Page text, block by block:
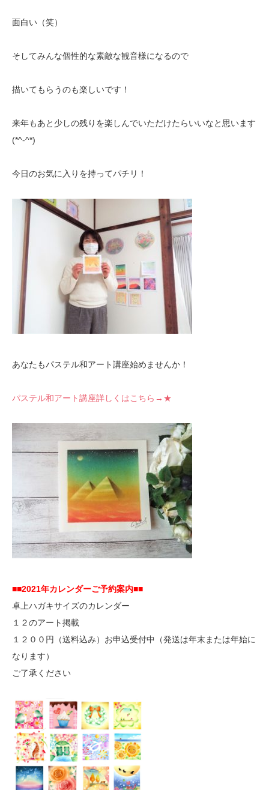
面白い（笑）
そしてみんな個性的な素敵な観音様になるので
描いてもらうのも楽しいです！
来年もあと少しの残りを楽しんでいただけたらいいなと思います
(*^-^*)
今日のお気に入りを持ってパチリ！
あなたもパステル和アート講座始めませんか！
パステル和アート講座詳しくはこちら→★
■■2021年カレンダーご予約案内■■
卓上ハガキサイズのカレンダー
１２のアート掲載
１２００円（送料込み）お申込受付中（発送は年末または年始に
なります）
ご了承ください